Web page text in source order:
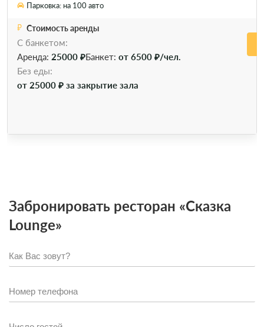
Парковка: на 100 авто
Стоимость аренды
С банкетом:
Аренда: 25000 ₽Банкет: от 6500 ₽/чел.
Без еды:
от 25000 ₽ за закрытие зала
Забронировать ресторан «Сказка
Lounge»